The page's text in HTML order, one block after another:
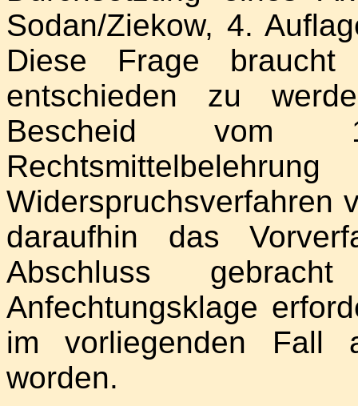
Sodan/Ziekow, 4.
Diese Frage braucht
entschieden zu
Bescheid vom
Widerspruchsverfahren
daraufhin das
Abschluss
Anfechtungsklage
im vorliegenden Fall
worden.